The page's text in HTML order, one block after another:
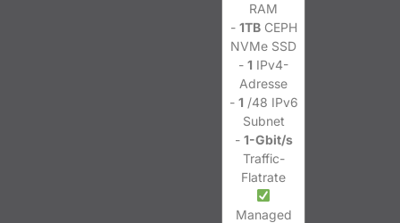
RAM
- 1TBCEPH
NVMe SSD
-1 IPv4-
Adresse
- 1 /48 IPv6
Subnet
- 1-Gbit/s
Traffic-
Flatrate
Managed